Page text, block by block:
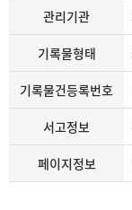
관리기관
기록물형태
기록물건등록번호
서고정보
페이지정보